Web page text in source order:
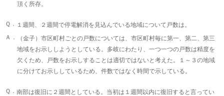
頂く所存。
Ｑ． １週間、２週間で停電解消を見込んでいる地域について戸数は。
Ａ．
（金子）市区町村ごとの戸数については、市区町村毎に第一、第二、第三
地域をお示ししようとしている。多岐にわたり、一つ一つの戸数は精度を
欠くため、戸数をお示しすることは適切ではないと考えた。１～３の地域
に分けてお示ししているため、件数ではなく時間で示している。
Ｑ． 南部は復旧に２週間としている。当初は１週間以内に復旧すると言ってい